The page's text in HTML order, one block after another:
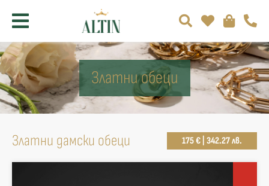
Златни обеци
Златни дамски обеци 175 € | 342.27 лв.